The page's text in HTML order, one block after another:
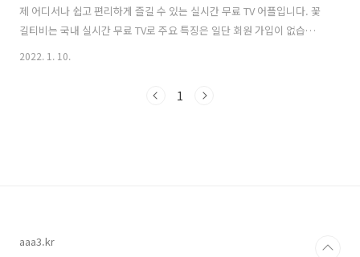
제 어디서나 쉽고 편리하게 즐길 수 있는 실시간 무료 TV 어플입니다. 꽃
길티비는 국내 실시간 무료 TV로 주요 특징은 일단 회원 가입이 없습니
다. 그리고 언제 어디서나 무료 시청 가능하며, 간편하게 터치 한번으로
사항이지만 권장사항으로 사용자의 데이터 통신환경 상태에 따라 일부
2022. 1. 10.
1
aaa3.kr